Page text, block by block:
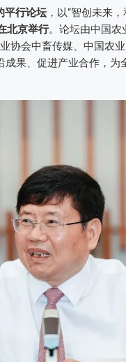
平行论坛 ，以“智创未来
北京举行。论坛由中国农
协会中畜传媒、中国农
果、促进产业合作，